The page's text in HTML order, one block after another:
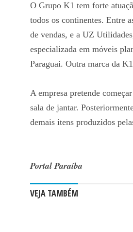
O Grupo K1 tem forte
todos os continentes. Entre
de vendas, e a UZ
especializada em móveis
Paraguai. Outra marca da
A empresa pretende
sala de jantar.
demais itens produzidos
Portal Paraíba
VEJA TAMBÉM